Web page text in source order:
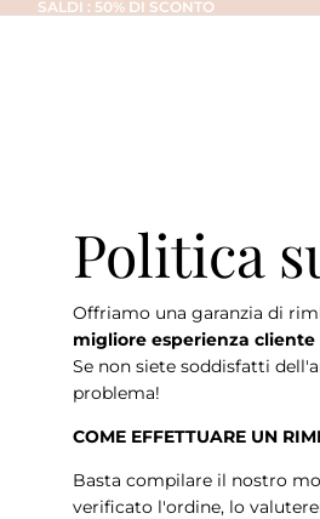
SALDI : 50% DI SCONTO
Politica
Offriamo una garanzia di
migliore esperienza cliente
Se non siete soddisfatti
problema!
COME EFFETTUARE UN
Basta compilare il nostro
verificato l'ordine, lo